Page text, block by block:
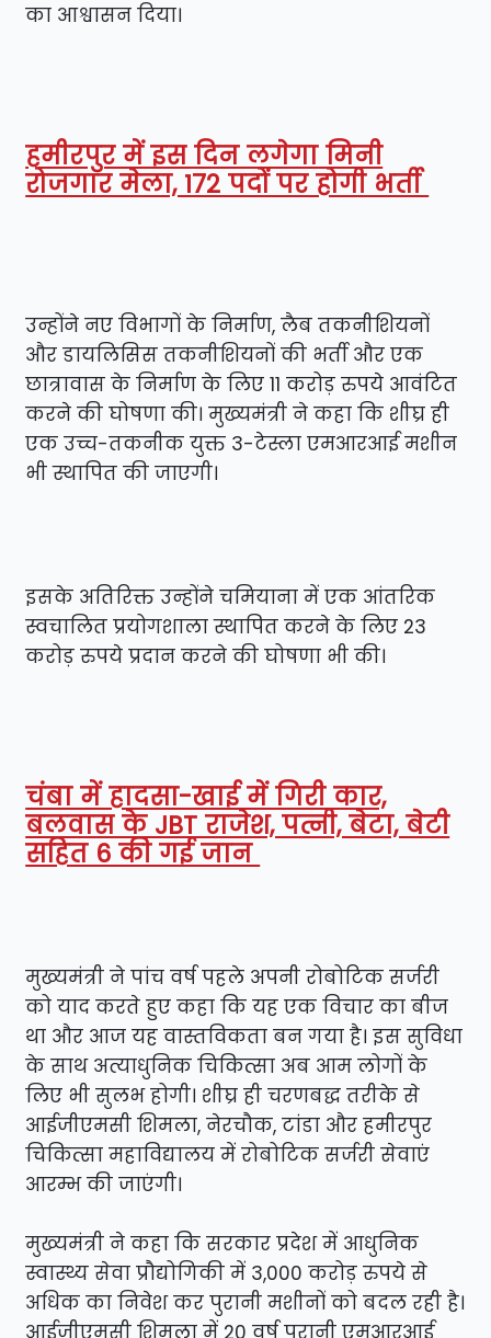
का आश्वासन दिया।
हमीरपुर में इस दिन लगेगा मिनी
रोजगार मेला, 172 पदों पर होगी भर्ती
उन्होंने नए विभागों के निर्माण, लैब तकनीशियनों
और डायलिसिस तकनीशियनों की भर्ती और एक
छात्रावास के निर्माण के लिए 11 करोड़ रुपये आवंटित
करने की घोषणा की। मुख्यमंत्री ने कहा कि शीघ्र ही
एक उच्च-तकनीक युक्त 3-टेस्ला एमआरआई मशीन
भी स्थापित की जाएगी।
इसके अतिरिक्त उन्होंने चमियाना में एक आंतरिक
स्वचालित प्रयोगशाला स्थापित करने के लिए 23
करोड़ रुपये प्रदान करने की घोषणा भी की।
चंबा में हादसा-खाई में गिरी कार,
बलवास के JBT राजेश, पत्नी, बेटा, बेटी
सहित 6 की गई जान
मुख्यमंत्री ने पांच वर्ष पहले अपनी रोबोटिक सर्जरी
को याद करते हुए कहा कि यह एक विचार का बीज
था और आज यह वास्तविकता बन गया है। इस सुविधा
के साथ अत्याधुनिक चिकित्सा अब आम लोगों के
लिए भी सुलभ होगी। शीघ्र ही चरणबद्ध तरीके से
आईजीएमसी शिमला, नेरचौक, टांडा और हमीरपुर
चिकित्सा महाविद्यालय में रोबोटिक सर्जरी सेवाएं
आरम्भ की जाएंगी।
मुख्यमंत्री ने कहा कि सरकार प्रदेश में आधुनिक
स्वास्थ्य सेवा प्रौद्योगिकी में 3,000 करोड़ रुपये से
अधिक का निवेश कर पुरानी मशीनों को बदल रही है।
आईजीएमसी शिमला में 20 वर्ष पुरानी एमआरआई